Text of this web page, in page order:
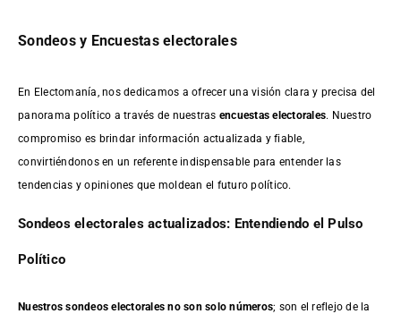
Sondeos y Encuestas electorales
En Electomanía, nos dedicamos a ofrecer una visión clara y precisa del
panorama político a través de nuestras encuestas electorales. Nuestro
compromiso es brindar información actualizada y fiable,
convirtiéndonos en un referente indispensable para entender las
tendencias y opiniones que moldean el futuro político.
Sondeos electorales actualizados: Entendiendo el Pulso
Político
Nuestros sondeos electorales no son solo números; son el reflejo de la